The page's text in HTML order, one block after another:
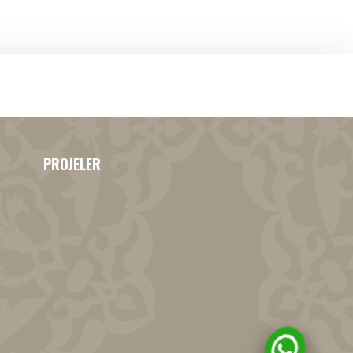
PROJELER